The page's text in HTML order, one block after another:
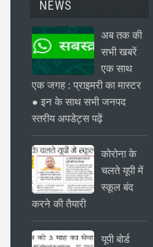
NEWS
अब तक की
सभी खबरें
एक साथ
एक जगह : प्राइमरी का मास्टर
● इन के साथ सभी जनपद
स्तरीय अपडेट्स पढ़ें
कोरोना के
चलते यूपी में
स्कूल बंद
करने की तैयारी
यूपी बोर्ड